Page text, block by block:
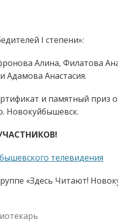
I степени»:
Алина, Филатова
Адамова Анастасия.
и памятный приз
Новокуйбышевск.
телевидения
«Здесь Читают!